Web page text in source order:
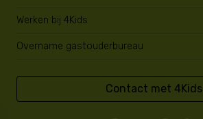
Werken bij 4Kids
Overname gastouderbureau
Contact met 4Kids